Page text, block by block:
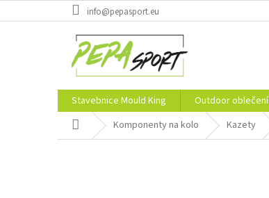
na
info@pepasport.eu
Stavebnice Mould King Outdoor oblečení
Domů Komponenty na kolo Kazety